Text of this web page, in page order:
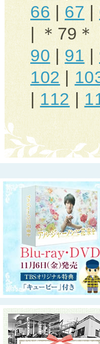
66|67|
| ＊79
90|91|
102|
|112|